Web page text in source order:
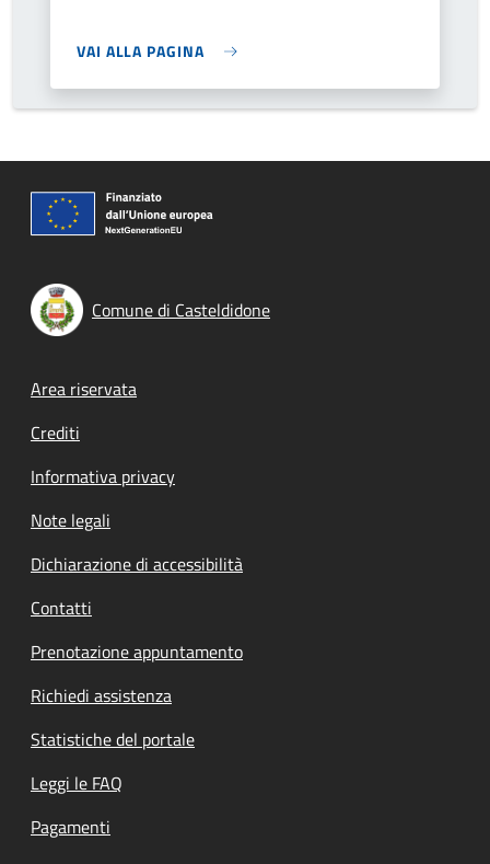
VAI ALLA PAGINA
Comune di Casteldidone
Footer menu
Area riservata
Crediti
Informativa privacy
Note legali
Dichiarazione di accessibilità
Contatti
Prenotazione appuntamento
Richiedi assistenza
Statistiche del portale
Leggi le FAQ
Pagamenti